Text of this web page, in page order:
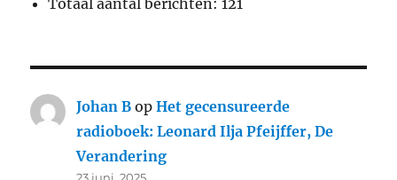
Totaal aantal berichten:121
Johan B opHet gecensureerde
radioboek: Leonard Ilja Pfeijffer, De
Verandering